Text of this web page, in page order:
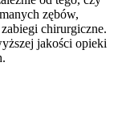
zębów,
chirurgiczne.
jakości opieki